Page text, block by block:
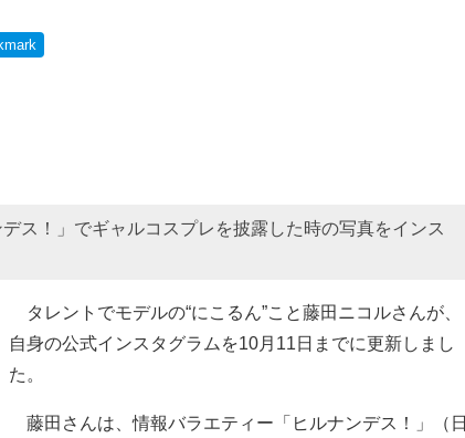
ス！」でギャルコスプレを披露した時の写真をインス
タレントでモデルの“にこるん”こと藤田ニコルさんが、
自身の公式インスタグラムを10月11日までに更新しまし
た。
藤田さんは、情報バラエティー「ヒルナンデス！」（日